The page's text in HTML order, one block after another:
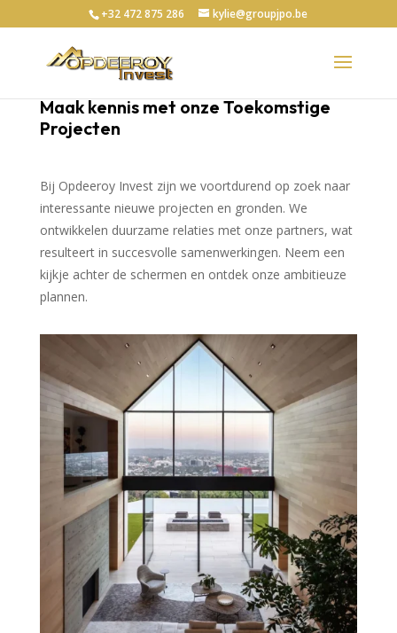
+32 472 875 286 kylie@groupjpo.be
Maak kennis met onze Toekomstige
Projecten
Bij Opdeeroy Invest zijn we voortdurend op zoek naar
interessante nieuwe projecten en gronden. We
ontwikkelen duurzame relaties met onze partners, wat
resulteert in succesvolle samenwerkingen. Neem een
kijkje achter de schermen en ontdek onze ambitieuze
plannen.